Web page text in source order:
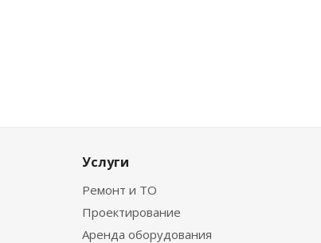
Услуги
Ремонт и ТО
Проектирование
Аренда оборудования